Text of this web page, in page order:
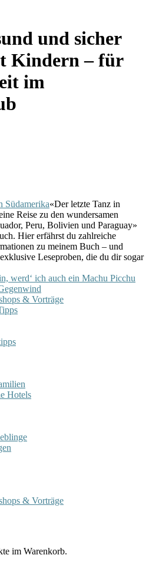
und sicher
Kindern – für
im
Südamerika«Der letzte Tanz in
Reise zu den wundersamen
Peru, Bolivien und Paraguay»
Hier erfährst du zahlreiche
zu meinem Buch – und
Leseproben, die du dir sogar
werd‘ ich auch ein Machu Picchu
& Vorträge
Hotels
& Vorträge
im Warenkorb.